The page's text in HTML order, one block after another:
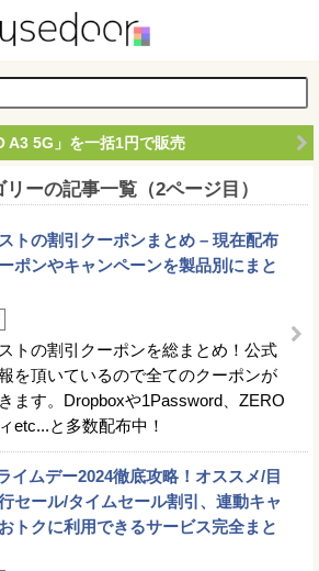
A3 5G」を一括1円で販売
ーの記事一覧（2ページ目）
トの割引クーポンまとめ – 現在配布
ポンやキャンペーンを製品別にまと
トの割引クーポンを総まとめ！公式
を頂いているので全てのクーポンが
ます。Dropboxや1Password、ZERO
etc...と多数配布中！
イムデー2024徹底攻略！オススメ/目
セール/タイムセール割引、連動キャ
トクに利用できるサービス完全まと